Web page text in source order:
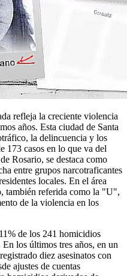
refleja la creciente violencia
años. Esta ciudad de Santa
la delincuencia y los
173 casos en lo que va del
Rosario, se destaca como
entre grupos narcotraficantes
locales. En el área
también referida como la "U",
de la violencia en los
de los 241 homicidios
los últimos tres años, en un
diez asesinatos con
ajustes de cuentas